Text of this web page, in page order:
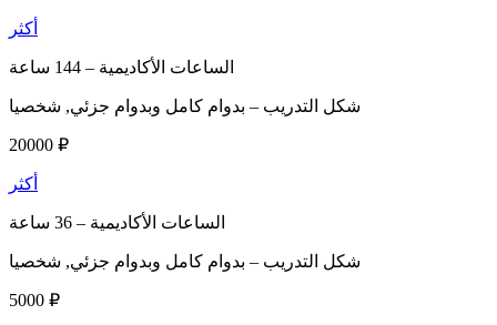
أكثر
الساعات الأكاديمية –
شكل التدريب – بدوام كامل وبدوام جزئي, شخصيا
20000 ₽
أكثر
الساعات الأكاديمية –
شكل التدريب – بدوام كامل وبدوام جزئي, شخصيا
5000 ₽